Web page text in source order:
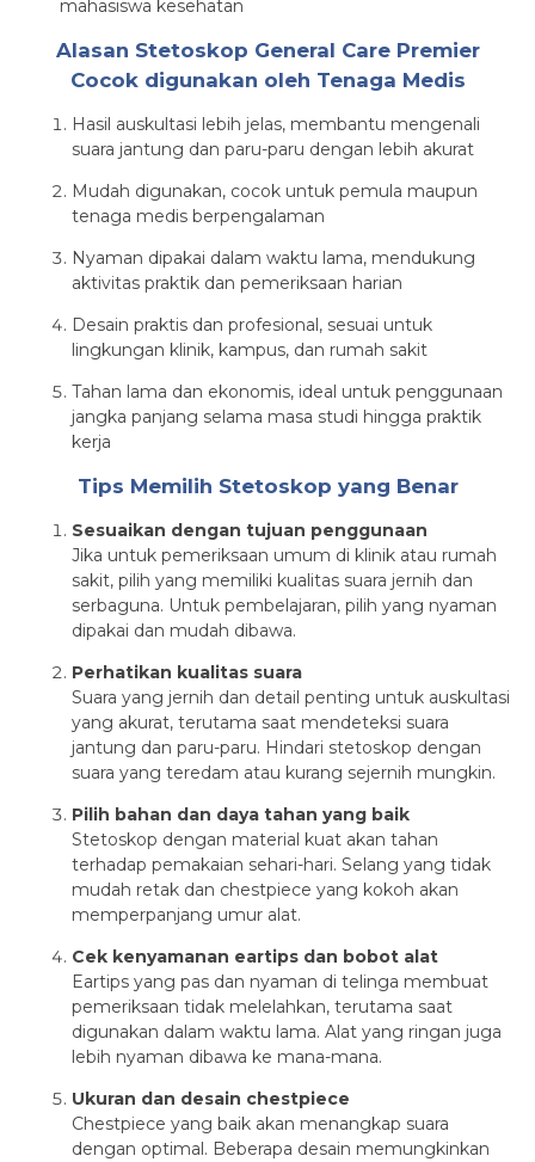
mahasiswa kesehatan
Alasan Stetoskop General Care Premier
Cocok digunakan oleh Tenaga Medis
Hasil auskultasi lebih jelas, membantu mengenali
suara jantung dan paru-paru dengan lebih akurat
Mudah digunakan, cocok untuk pemula maupun
tenaga medis berpengalaman
Nyaman dipakai dalam waktu lama, mendukung
aktivitas praktik dan pemeriksaan harian
Desain praktis dan profesional, sesuai untuk
lingkungan klinik, kampus, dan rumah sakit
Tahan lama dan ekonomis, ideal untuk penggunaan
jangka panjang selama masa studi hingga praktik
kerja
Tips Memilih Stetoskop yang Benar
Sesuaikan dengan tujuan penggunaan
Jika untuk pemeriksaan umum di klinik atau rumah
sakit, pilih yang memiliki kualitas suara jernih dan
serbaguna. Untuk pembelajaran, pilih yang nyaman
dipakai dan mudah dibawa.
Perhatikan kualitas suara
Suara yang jernih dan detail penting untuk auskultasi
yang akurat, terutama saat mendeteksi suara
jantung dan paru-paru. Hindari stetoskop dengan
suara yang teredam atau kurang sejernih mungkin.
Pilih bahan dan daya tahan yang baik
Stetoskop dengan material kuat akan tahan
terhadap pemakaian sehari-hari. Selang yang tidak
mudah retak dan chestpiece yang kokoh akan
memperpanjang umur alat.
Cek kenyamanan eartips dan bobot alat
Eartips yang pas dan nyaman di telinga membuat
pemeriksaan tidak melelahkan, terutama saat
digunakan dalam waktu lama. Alat yang ringan juga
lebih nyaman dibawa ke mana-mana.
Ukuran dan desain chestpiece
Chestpiece yang baik akan menangkap suara
dengan optimal. Beberapa desain memungkinkan